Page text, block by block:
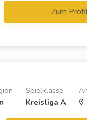
Zum
Spielklasse
Kreisliga A